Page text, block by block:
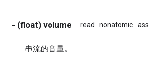
- (float) volume read nonatomic
串流的音量。